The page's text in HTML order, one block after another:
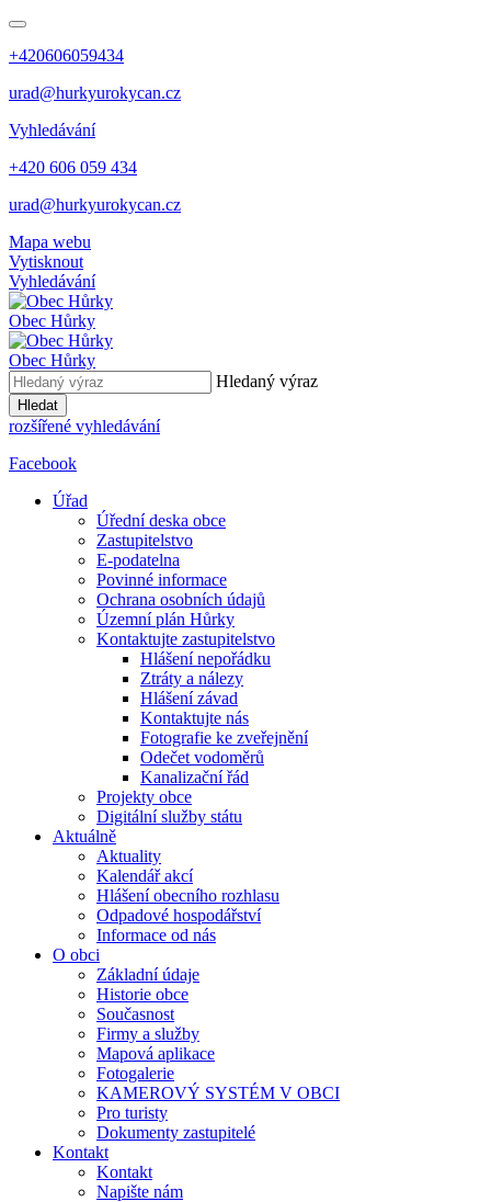
+420606059434
urad@hurkyurokycan.cz
Vyhledávání
+420 606 059 434
urad@hurkyurokycan.cz
Mapa webu
Vytisknout
Vyhledávání
Obec Hůrky
Obec Hůrky
Hledaný výraz
Hledat
rozšířené vyhledávání
Facebook
Úřad
Úřední deska obce
Zastupitelstvo
E-podatelna
Povinné informace
Ochrana osobních údajů
Územní plán Hůrky
Kontaktujte zastupitelstvo
Hlášení nepořádku
Ztráty a nálezy
Hlášení závad
Kontaktujte nás
Fotografie ke zveřejnění
Odečet vodoměrů
Kanalizační řád
Projekty obce
Digitální služby státu
Aktuálně
Aktuality
Kalendář akcí
Hlášení obecního rozhlasu
Odpadové hospodářství
Informace od nás
O obci
Základní údaje
Historie obce
Současnost
Firmy a služby
Mapová aplikace
Fotogalerie
KAMEROVÝ SYSTÉM V OBCI
Pro turisty
Dokumenty zastupitelé
Kontakt
Kontakt
Napište nám